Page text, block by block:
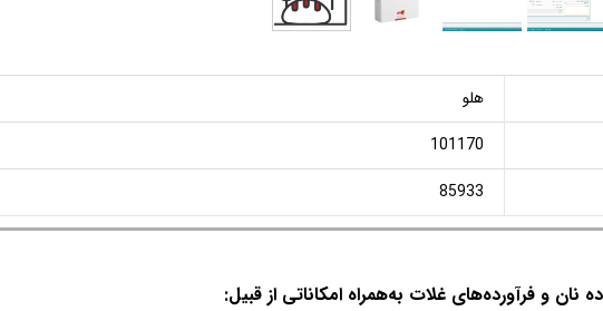
هلو
101170
85933
و فرآورده‌های غلات به‌همراه امکاناتی از قبیل: